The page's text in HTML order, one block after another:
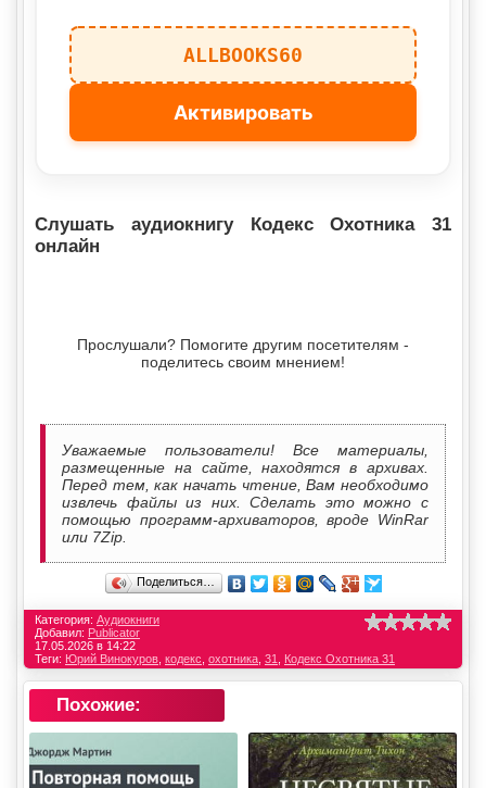
ALLBOOKS60
Активировать
Слушать аудиокнигу Кодекс Охотника 31
онлайн
Прослушали? Помогите другим посетителям -
поделитесь своим мнением!
Уважаемые пользователи! Все материалы,
размещенные на сайте, находятся в архивах.
Перед тем, как начать чтение, Вам необходимо
извлечь файлы из них. Сделать это можно с
помощью программ-архиваторов, вроде WinRar
или 7Zip.
Поделиться…
Категория: Аудиокниги
Добавил: Publicator
17.05.2026 в 14:22
Теги: Юрий Винокуров кодекс охотника 31 Кодекс Охотника 31
Похожие: